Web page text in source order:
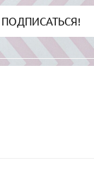
ПОДПИСАТЬСЯ!